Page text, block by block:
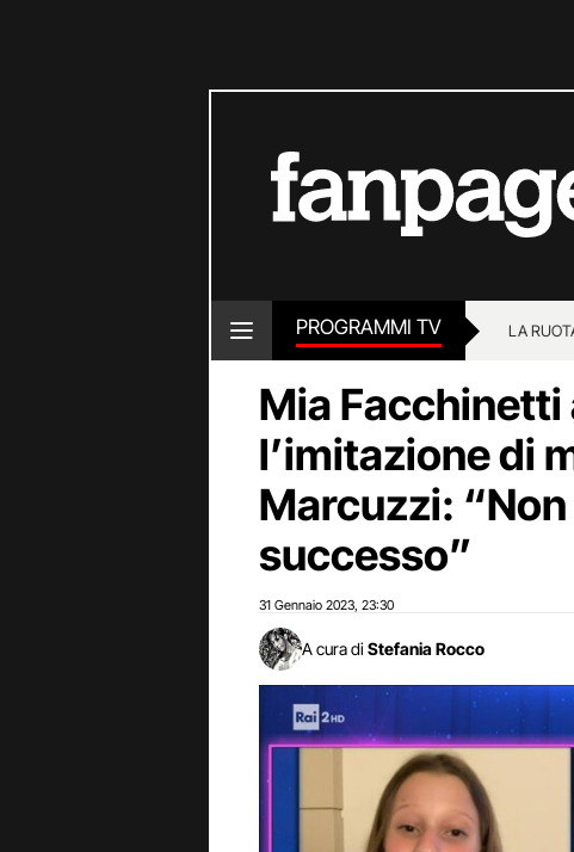
PROGRAMMI TV LA
Mia Facchinetti
l’imitazione di
Marcuzzi:
successo”
31 Gennaio 2023 23:30
A cura di Stefania Rocco